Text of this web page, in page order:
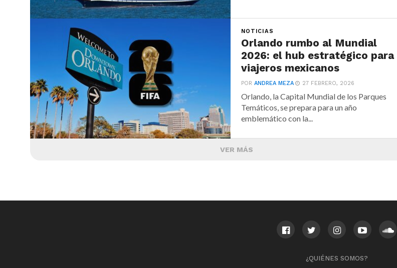
NOTICIAS
Orlando rumbo al Mundial
2026: el hub estratégico para
viajeros mexicanos
PORANDREA MEZA 27 FEBRERO, 2026
Orlando, la Capital Mundial de los Parques
Temáticos, se prepara para un año
emblemático con la...
VER MÁS
¿QUIÉNES SOMOS?